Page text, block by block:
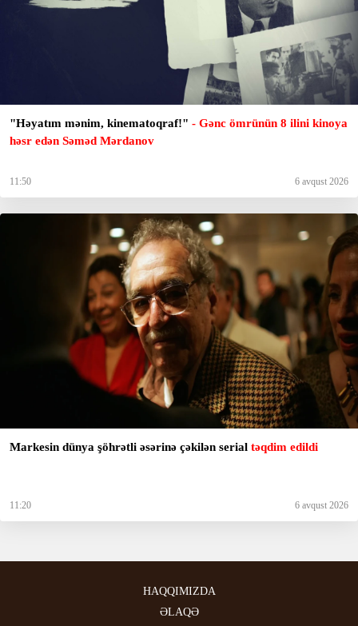
"Həyatım mənim, kinematoqraf!" - Gənc ömrünün 8 ilini kinoya
həsr edən Səməd Mərdanov
11:50 6 avqust 2026
Markesin dünya şöhrətli əsərinə çəkilən serial təqdim edildi
11:20 6 avqust 2026
HAQQIMIZDA
ƏLAQƏ